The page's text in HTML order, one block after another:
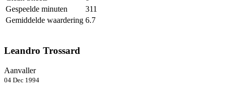
Gespeelde minuten
311
Gemiddelde waardering 6.7
Leandro Trossard
Aanvaller
04 Dec 1994